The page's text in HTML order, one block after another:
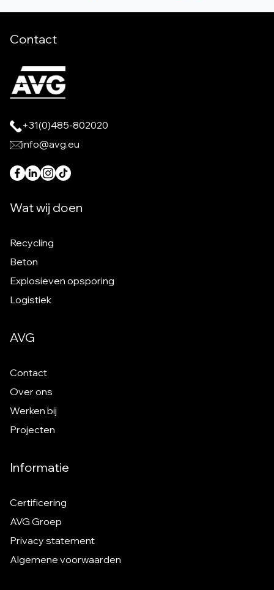
Contact
+31(0)485-802020
info@avg.eu
Wat wij doen
Recycling
Beton
Explosieven opsporing
Logistiek
AVG
Contact
Over ons
Werken bij
Projecten
Informatie
Certificering
AVG Groep
Privacy statement
Algemene voorwaarden